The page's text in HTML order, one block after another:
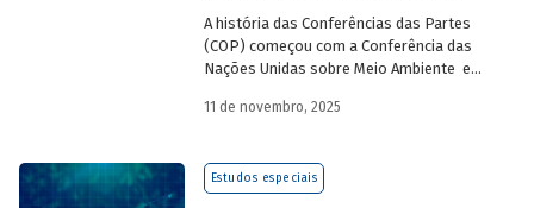
A história das Conferências das Partes
(COP) começou com a Conferência das
Nações Unidas sobre Meio Ambiente e
United Nations Conference on
aconteceu no Rio de Janeiro, em 1992, e
ficou conhecida como Rio-92 ou Cúpula da
11 de novembro, 2025
Estudos especiais